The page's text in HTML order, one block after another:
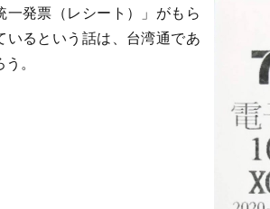
発票（レシート）」がもら
いるという話は、台湾通であ
。